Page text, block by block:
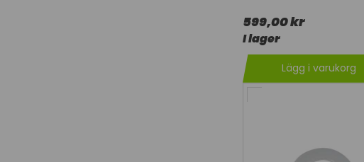
599,00 kr
I lager
Lägg i varukorg